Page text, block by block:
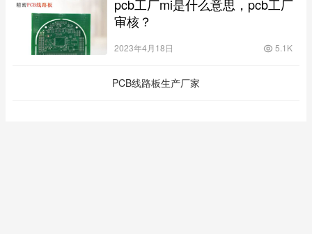
pcb工厂mi是什么意思，pcb工厂
审核？
2023年4月18日 5.1K
PCB线路板生产厂家